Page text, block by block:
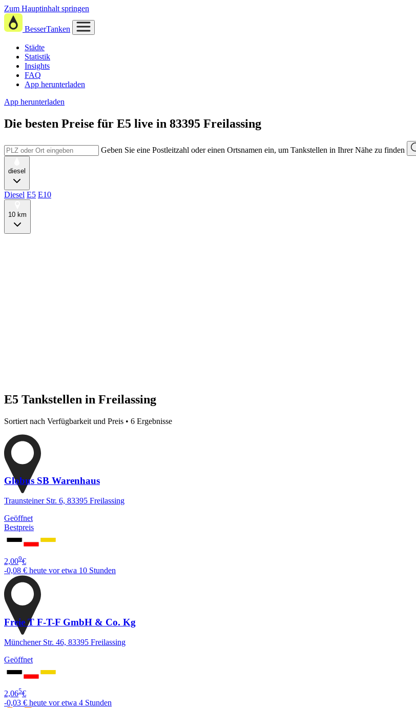
Zum Hauptinhalt springen
BesserTanken
Städte
Statistik
Insights
FAQ
App herunterladen
App herunterladen
Die besten Preise für E5 live in 83395 Freilassing
Geben Sie eine Postleitzahl oder einen Ortsnamen ein, um Tankstellen in Ihrer Nähe zu finden
diesel
Diesel E5 E10
10 km
E5 Tankstellen in Freilassing
Sortiert nach Verfügbarkeit und Preis • 6 Ergebnisse
Globus SB Warenhaus
Traunsteiner Str. 6, 83395 Freilassing
Geöffnet
Bestpreis
2,009€
-0,08 € heute vor etwa 10 Stunden
Freie T F-T-F GmbH & Co. Kg
Münchener Str. 46, 83395 Freilassing
Geöffnet
2,065€
-0,03 € heute vor etwa 4 Stunden